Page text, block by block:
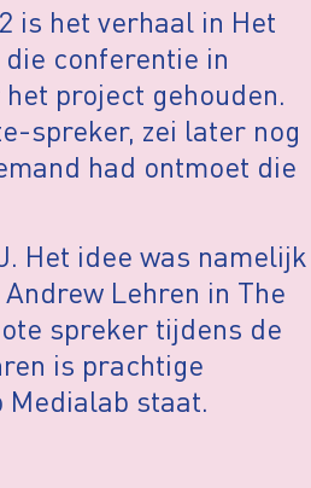
is het verhaal in Het
conferentie in
project gehouden.
spreker, zei later nog
had ontmoet die
Het idee was namelijk
Lehren in The
spreker tijdens de
is prachtige
staat.